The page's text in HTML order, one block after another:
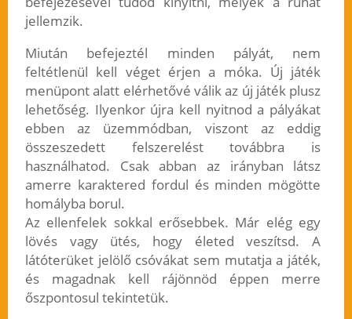
jellemzik.
Miután befejeztél minden pályát, nem
feltétlenül kell véget érjen a móka. Új játék
menüpont alatt elérhetővé válik az új játék plusz
lehetőség. Ilyenkor újra kell nyitnod a pályákat
ebben az üzemmódban, viszont az eddig
összeszedett felszerelést továbbra is
használhatod. Csak abban az irányban látsz
amerre karaktered fordul és minden mögötte
homályba borul.
Az ellenfelek sokkal erősebbek. Már elég egy
lövés vagy ütés, hogy életed veszítsd. A
látóterüket jelölő csóvákat sem mutatja a játék,
és magadnak kell rájönnöd éppen merre
őszpontosul tekintetük.